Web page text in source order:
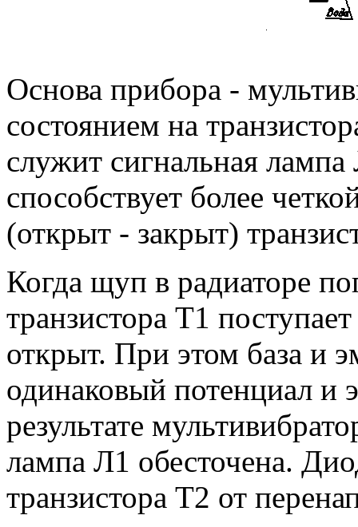
Основа прибора -
состоянием на
служит сигнальная
способствует более
(открыт - закрыт)
Когда щуп в радиаторе
транзистора Т1
открыт. При этом база и
одинаковый потенциал и
результате
лампа Л1 обесточена.
транзистора T2 от